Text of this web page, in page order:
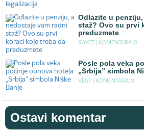
Odlazite u
staž? Ovo su prvi
preduzmete
SAVET | KOMENTARA: 0
Posle pola veka
„Srbija” simbola
VEST | KOMENTARA: 0
Ostavi komentar